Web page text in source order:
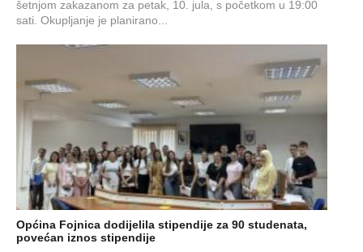
šetnjom zakazanom za petak, 10. jula, s početkom u 19:00
sati. Okupljanje je planirano...
Općina Fojnica dodijelila stipendije za 90 studenata,
povećan iznos stipendije